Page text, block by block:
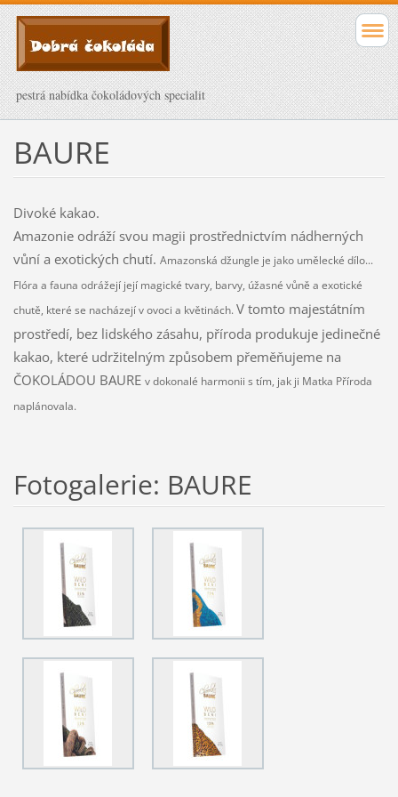
pestrá nabídka čokoládových specialit
BAURE
Divoké kakao.
Amazonie odráží svou magii prostřednictvím nádherných
vůní a exotických chutí. Amazonská džungle je jako umělecké dílo...
Flóra a fauna odrážejí její magické tvary, barvy, úžasné vůně a exotické
chutě, které se nacházejí v ovoci a květinách. V tomto majestátním
prostředí, bez lidského zásahu, příroda produkuje jedinečné
kakao, které udržitelným způsobem přeměňujeme na
ČOKOLÁDOU BAURE v dokonalé harmonii s tím, jak ji Matka Příroda
naplánovala.
Fotogalerie: BAURE